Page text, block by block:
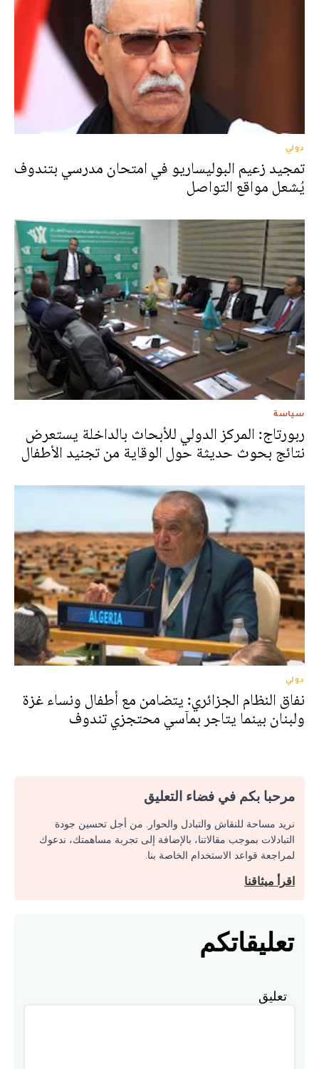
دولي
تمجيد زعيم البوليساريو في امتحان مدرسي بتندوف
يُشعل مواقع التواصل
سياسة
ربورتاج: المركز الدولي للأبحاث بالداخلة يستعرض
نتائج بحوث حديثة حول الوقاية من تجنيد الأطفال
دولي
نفاق النظام الجزائري: يتضامن مع أطفال ونساء غزة
ولبنان بينما يتاجر بمآسي محتجزي تندوف
مرحبا بكم في فضاء التعليق
نريد مساحة للنقاش والتبادل والحوار. من أجل تحسين جودة
التبادلات بموجب مقالاتنا، بالإضافة إلى تجربة مساهمتك، ندعوك
لمراجعة قواعد الاستخدام الخاصة بنا.
اقرأ ميثاقنا
تعليقاتكم
تعليق